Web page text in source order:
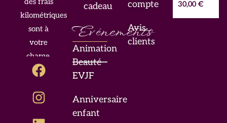
kilométriques
sont à
votre
charge.
F
a
c
e
b
I
n
s
t
a
L
i
n
k
e
cadeau
Evénements
Animation
Beauté
EVJF
Anniversaire
enfant
compte
Avis
clients
30,00€